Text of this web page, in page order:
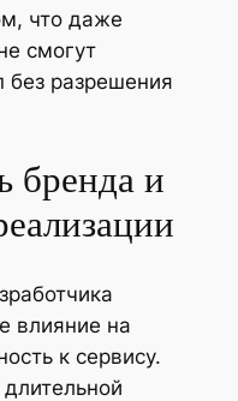
что даже
смогут
без разрешения
бренда и
влияние на
к сервису.